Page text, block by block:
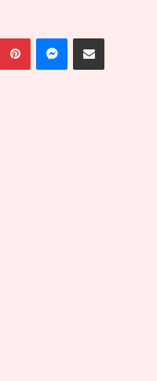
PinterestMessengerPartager par email